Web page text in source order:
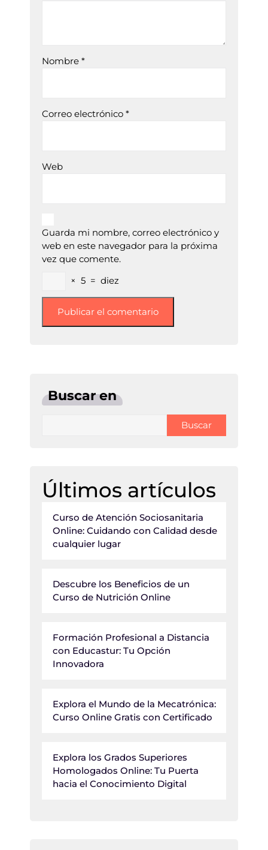
Nombre *
Correo electrónico *
Web
Guarda mi nombre, correo electrónico y
web en este navegador para la próxima
vez que comente.
× 5 = diez
Buscar en
Buscar
Últimos artículos
Curso de Atención Sociosanitaria
Online: Cuidando con Calidad desde
cualquier lugar
Descubre los Beneficios de un
Curso de Nutrición Online
Formación Profesional a Distancia
con Educastur: Tu Opción
Innovadora
Explora el Mundo de la Mecatrónica:
Curso Online Gratis con Certificado
Explora los Grados Superiores
Homologados Online: Tu Puerta
hacia el Conocimiento Digital